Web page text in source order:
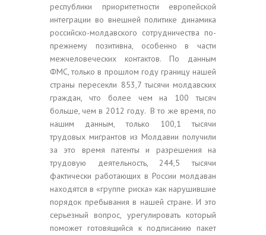
республики приоритетности европейской
интеграции во внешней политике динамика
российско-молдавского сотрудничества по-
прежнему позитивна, особенно в части
межчеловеческих контактов. По данным
ФМС, только в прошлом году границу нашей
страны пересекли 853,7 тысячи молдавских
граждан, что более чем на 100 тысяч
больше, чем в 2012 году. В то же время, по
нашим данным, только 100,1 тысячи
трудовых мигрантов из Молдавии получили
за это время патенты и разрешения на
трудовую деятельность, 244,5 тысячи
фактически работающих в России молдаван
находятся в «группе риска» как нарушившие
порядок пребывания в нашей стране. И это
серьезный вопрос, урегулировать который
поможет готовящийся к подписанию пакет